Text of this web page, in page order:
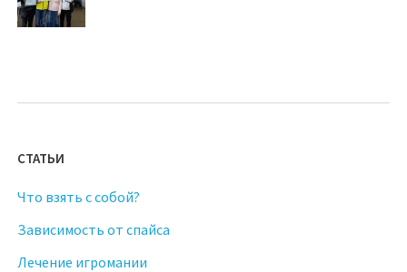
СТАТЬИ
Что взять с собой?
Зависимость от спайса
Лечение игромании